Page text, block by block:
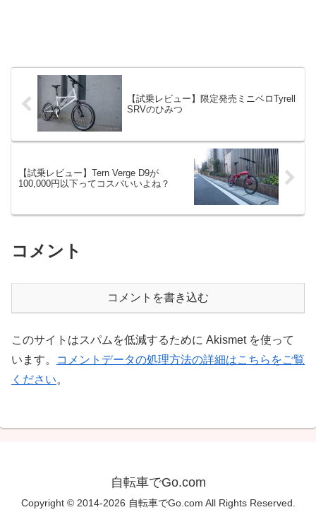
【試乗レビュー】限定発売ミニベロTyrell
SRVのひみつ
【試乗レビュー】Tern Verge D9が
100,000円以下ってコスパいいよね？
コメント
コメントを書き込む
このサイトはスパムを低減するために Akismet を使って
います。
コメントデータの処理方法の詳細はこちらをご覧
ください。
自転車でGo.com
Copyright © 2014-2026 自転車でGo.com All Rights Reserved.